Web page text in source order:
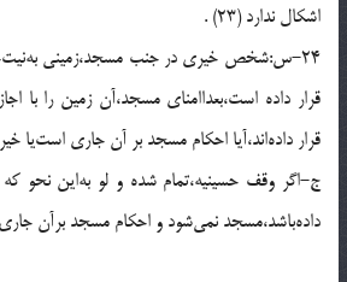
اشكال ندارد (23) .
24-س:شخص خيرى در جنب مسجد،زمينى
قرار داده است،بعداامناى مسجد،آن زمين را با
قرار داده‌اند،آيا احكام مسجد بر آن جارى است‌يا
ج-اگر وقف حسينيه،تمام شده و لو به‌اين نحو
داده‌باشد،مسجد نمى‌شود و احكام مسجد برآن جارى